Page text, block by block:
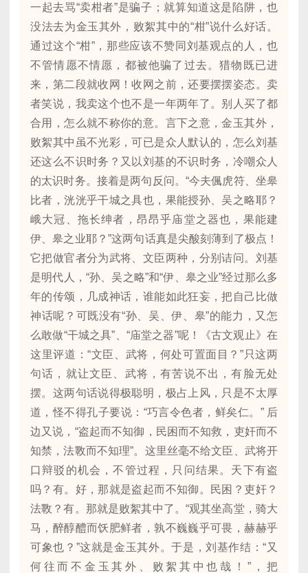
一起去骂“卖柑者”是骗子；就算知道这是陷阱，也
没法去为金玉其外，败絮其中的“柑”说什么好话。
通过这个“柑”，那些应该不赞同刘基观点的人，也
不管情愿不情愿，都被他骗了过去。猎物既已进
来，第二段就收网！收网之前，还要摆摆姿态。卖
者笑说，我卖这个也不是一年两年了。别人买了都
合用，怎么就不称你的意。言下之意，金玉其外，
败絮其中虽不光彩，可已是众人默认的，怎么刘基
还这么不识时务？又以刘基的不识时务，冷嘲众人
的太识时务。接着是两句反问。“今夫偑虎符、坐皋
比者，洸洸乎干城之具也，果能授孙、吴之略耶？
峨大冠、拖长绅者，昂昂乎庙堂之器也，果能建
伊、皋之业耶？”这两句话真是尖酸刻薄到了极点！
它把做官者分为武将、文臣两种，分别诘问。刘基
是明代人，“孙、吴之略”和“伊、皋之业”经过那么多
年的传颂，几成神话，谁能如此狂妄，把自己比做
神话呢？可既没有“孙、吴、伊、皋”的能力，又怎
么敢做“干城之具”、“庙堂之器”呢！《古文观止》在
这里评道：“文臣、武将，何处可置面目？”只这两
句话，就让文臣、武将，有苦说不出，有脸无处
摆。这两句话说得极聪明，极占上风，只是不太厚
道，怪不得孔子要说：“巧言令色者，鲜矣仁。” 后
边又说，“盗起而不知御，民困而不知救，吏奸而不
知禁，法斁而不知理”。这里丝毫不给文臣、武将开
口辩驳的机会，不管过程，只问结果。天下有盗
吗？有。好，那就是盗起而不知御。民困？吏奸？
法斁？有。那就是败絮其中了。“观其坐高堂，骑大
马，醉醇醴而饫肥鲜者，孰不巍巍乎可畏，赫赫乎
可象也？”这就是金玉其外。于是，刘基作结：“又
何往而不金玉其外、败絮其中也哉！”，把